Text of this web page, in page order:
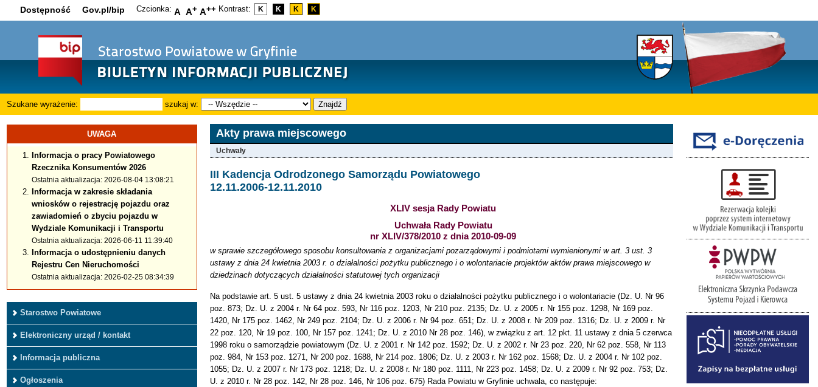
Dostępność Gov.pl/bip Czcionka: A A+ A++ Kontrast: K K K K
Szukane wyrażenie: szukaj w: Znajdź
UWAGA
Informacja o pracy Powiatowego
Rzecznika Konsumentów 2026
Ostatnia aktualizacja: 2026-08-04 13:08:21
Informacja w zakresie składania
wniosków o rejestrację pojazdu oraz
zawiadomień o zbyciu pojazdu w
Wydziale Komunikacji i Transportu
Ostatnia aktualizacja: 2026-06-11 11:39:40
Informacja o udostępnieniu danych
Rejestru Cen Nieruchomości
Ostatnia aktualizacja: 2026-02-25 08:34:39
Starostwo Powiatowe
Elektroniczny urząd / kontakt
Informacja publiczna
Ogłoszenia
Akty prawa miejscowego
Uchwały
III Kadencja Odrodzonego Samorządu Powiatowego
12.11.2006-12.11.2010
XLIV sesja Rady Powiatu
Uchwała Rady Powiatu
nr XLIV/378/2010 z dnia 2010-09-09
w sprawie szczegółowego sposobu konsultowania z organizacjami pozarządowymi i podmiotami wymienionymi w art. 3 ust. 3
ustawy z dnia 24 kwietnia 2003 r. o działalności pożytku publicznego i o wolontariacie projektów aktów prawa miejscowego w
dziedzinach dotyczących działalności statutowej tych organizacji
Na podstawie art. 5 ust. 5 ustawy z dnia 24 kwietnia 2003 roku o działalności pożytku publicznego i o wolontariacie (Dz. U. Nr 96
poz. 873; Dz. U. z 2004 r. Nr 64 poz. 593, Nr 116 poz. 1203, Nr 210 poz. 2135; Dz. U. z 2005 r. Nr 155 poz. 1298, Nr 169 poz.
1420, Nr 175 poz. 1462, Nr 249 poz. 2104; Dz. U. z 2006 r. Nr 94 poz. 651; Dz. U. z 2008 r. Nr 209 poz. 1316; Dz. U. z 2009 r. Nr
22 poz. 120, Nr 19 poz. 100, Nr 157 poz. 1241; Dz. U. z 2010 Nr 28 poz. 146), w związku z art. 12 pkt. 11 ustawy z dnia 5 czerwca
1998 roku o samorządzie powiatowym (Dz. U. z 2001 r. Nr 142 poz. 1592; Dz. U. z 2002 r. Nr 23 poz. 220, Nr 62 poz. 558, Nr 113
poz. 984, Nr 153 poz. 1271, Nr 200 poz. 1688, Nr 214 poz. 1806; Dz. U. z 2003 r. Nr 162 poz. 1568; Dz. U. z 2004 r. Nr 102 poz.
1055; Dz. U. z 2007 r. Nr 173 poz. 1218; Dz. U. z 2008 r. Nr 180 poz. 1111, Nr 223 poz. 1458; Dz. U. z 2009 r. Nr 92 poz. 753; Dz.
U. z 2010 r. Nr 28 poz. 142, Nr 28 poz. 146, Nr 106 poz. 675) Rada Powiatu w Gryfinie uchwala, co następuje: